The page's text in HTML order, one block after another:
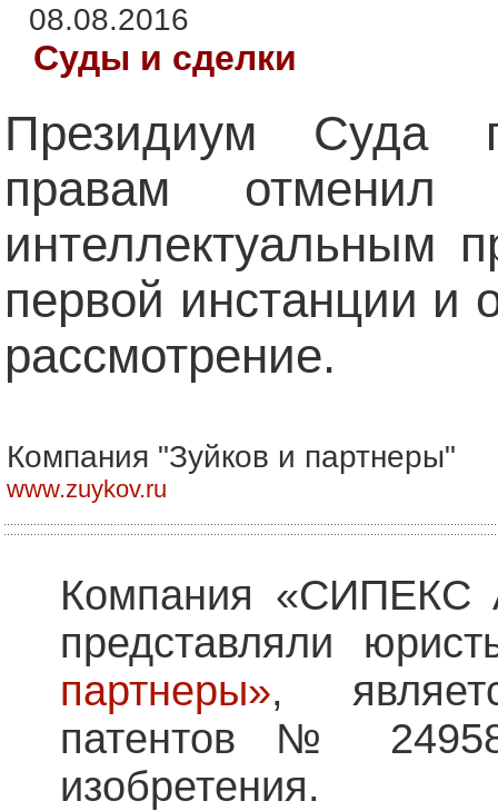
08.08.2016
Суды и сделки
Президиум Суда
правам
интеллектуальным
первой инстанции и
рассмотрение.
Компания "Зуйков и партнеры"
www.zuykov.ru
Компания «СИПЕКС
представляли
партнеры»,
патентов №
изобретения.